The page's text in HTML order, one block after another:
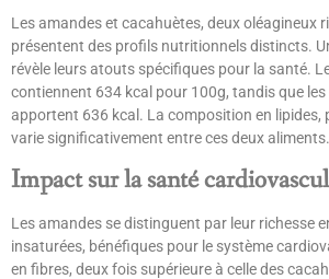
Les amandes et cacahuètes, deux oléagineux
présentent des profils nutritionnels distincts.
révèle leurs atouts spécifiques pour la santé.
contiennent 634 kcal pour 100g, tandis que les
apportent 636 kcal. La composition en lipides,
varie significativement entre ces deux aliments.
Impact sur la santé
Les amandes se distinguent par leur richesse
insaturées, bénéfiques pour le système
en fibres, deux fois supérieure à celle des